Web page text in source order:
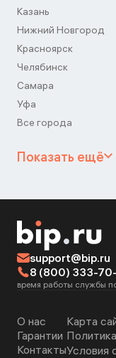
Казань
Нижний Новгород
Красноярск
Челябинск
Самара
Уфа
Все города
Показать ещё
support@bip.ru
8 (800) 333-
время работы службы
О нас
Гарантии
Контакты
Карта
Условия